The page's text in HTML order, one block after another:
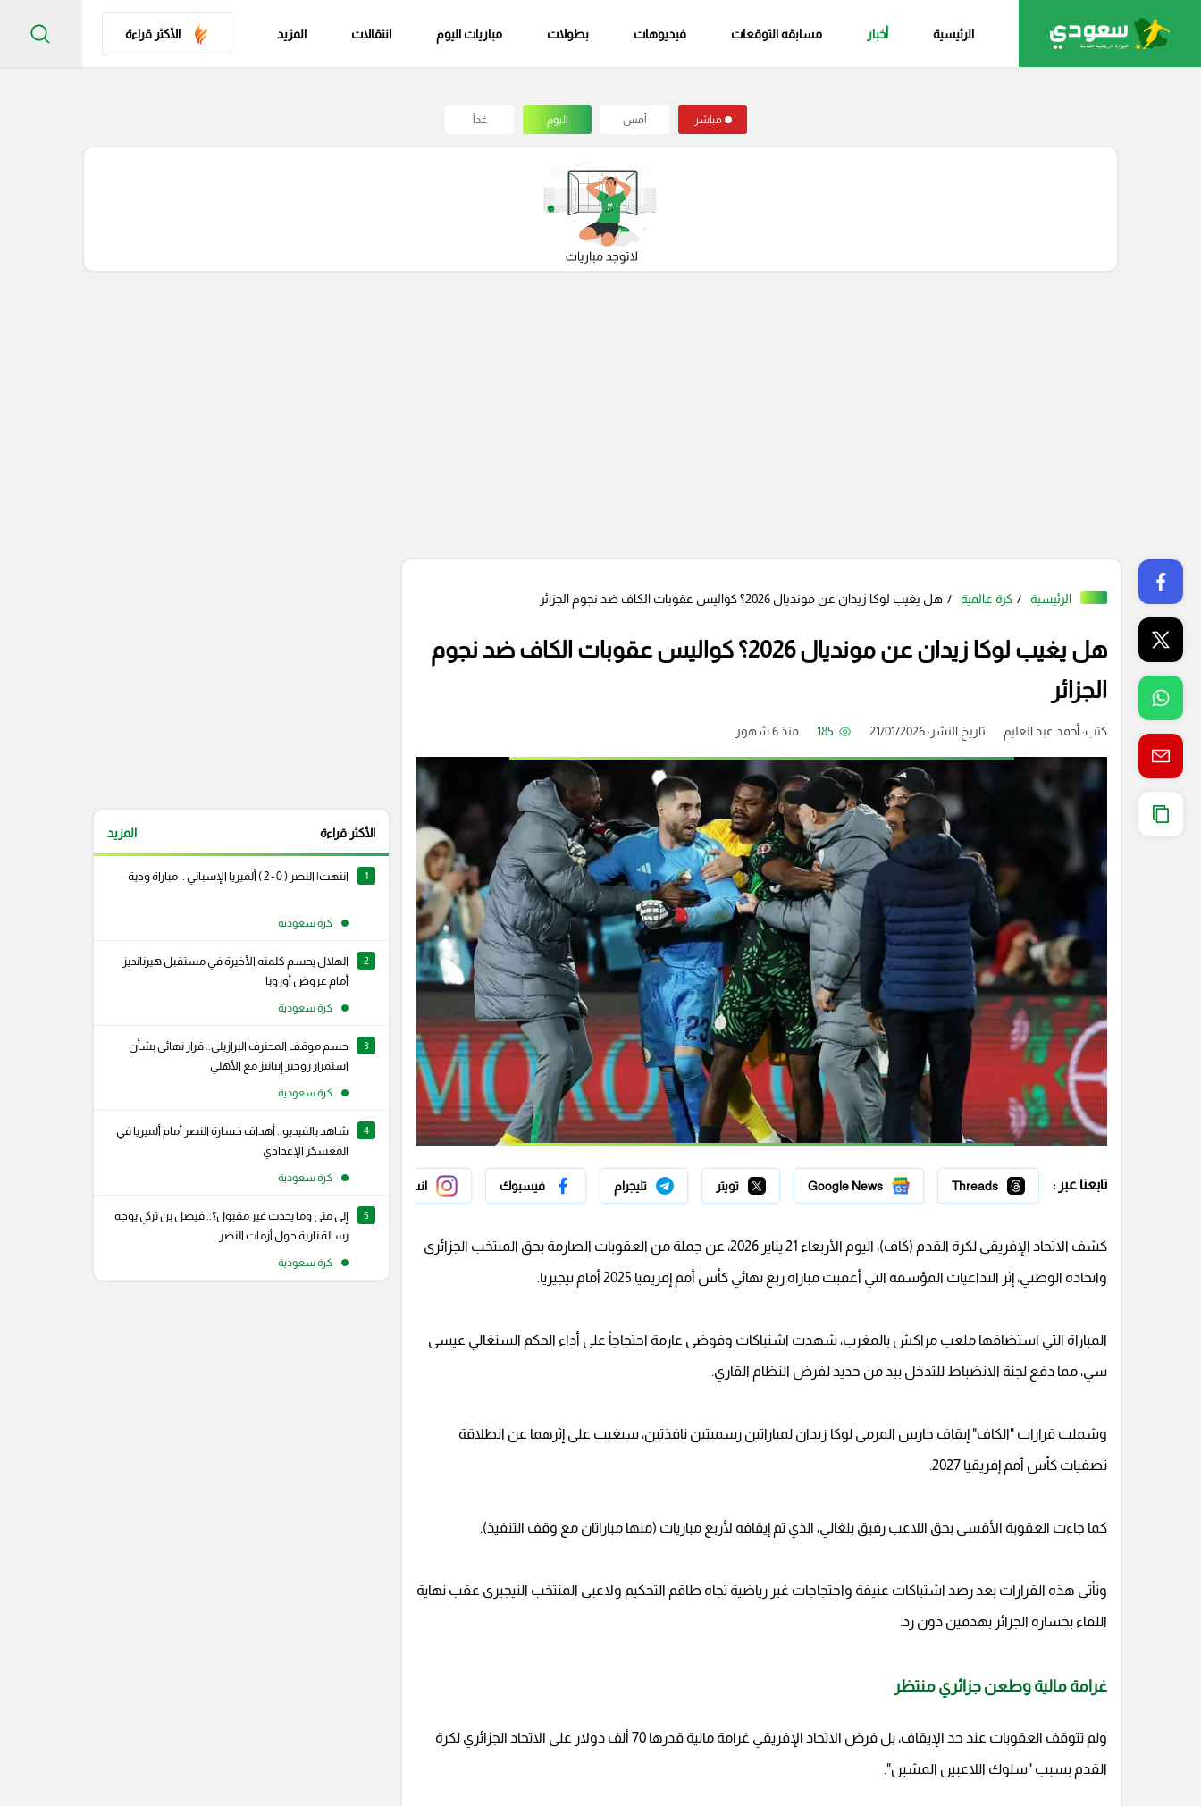
الرئيسية أخبار مسابقه التوقعات فيديوهات بطولات مباريات اليوم انتقالات المزيد الأكثر قراءة
مباشر أمس اليوم غداً
الرئيسية كرة عالمية هل يغيب لوكا زيدان عن مونديال 2026؟ كواليس عقوبات الكاف ضد نجوم الجزائر
هل يغيب لوكا زيدان عن مونديال 2026؟ كواليس عقوبات الكاف ضد نجوم
الجزائر
كتب:أحمد عبد العليم تاريخ النشر: 21/01/2026 185 منذ 6 شهور
تابعنا عبر : Threads
Google News تويتر تليجرام فيسبوك انستجرام سناب شات
كشف الاتحاد الإفريقي لكرة القدم (كاف)، اليوم الأربعاء 21 يناير 2026، عن جملة من العقوبات الصارمة بحق المنتخب الجزائري
واتحاده الوطني، إثر التداعيات المؤسفة التي أعقبت مباراة ربع نهائي كأس أمم إفريقيا 2025 أمام نيجيريا.
المباراة التي استضافها ملعب مراكش بالمغرب، شهدت اشتباكات وفوضى عارمة احتجاجاً على أداء الحكم السنغالي عيسى
سي، مما دفع لجنة الانضباط للتدخل بيد من حديد لفرض النظام القاري.
وشملت قرارات "الكاف" إيقاف حارس المرمى لوكا زيدان لمباراتين رسميتين نافذتين، سيغيب على إثرهما عن انطلاقة
تصفيات كأس أمم إفريقيا 2027.
كما جاءت العقوبة الأقسى بحق اللاعب رفيق بلغالي، الذي تم إيقافه لأربع مباريات (منها مباراتان مع وقف التنفيذ).
وتأتي هذه القرارات بعد رصد اشتباكات عنيفة واحتجاجات غير رياضية تجاه طاقم التحكيم ولاعبي المنتخب النيجيري عقب نهاية
اللقاء بخسارة الجزائر بهدفين دون رد.
غرامة مالية وطعن جزائري منتظر
ولم تتوقف العقوبات عند حد الإيقاف، بل فرض الاتحاد الإفريقي غرامة مالية قدرها 70 ألف دولار على الاتحاد الجزائري لكرة
القدم بسبب "سلوك اللاعبين المشين".
الأكثر قراءة المزيد
1 انتهت| النصر ( 0 - 2 ) ألميريا الإسباني .. مباراة ودية
كرة سعودية
2
الهلال يحسم كلمته الأخيرة في مستقبل هيرنانديز
أمام عروض أوروبا
كرة سعودية
3
حسم موقف المحترف البرازيلي.. قرار نهائي بشأن
استمرار روجير إيبانيز مع الأهلي
كرة سعودية
4
شاهد بالفيديو.. أهداف خسارة النصر أمام ألميريا في
المعسكر الإعدادي
كرة سعودية
5
إلى متى وما يحدث غير مقبول؟.. فيصل بن تركي يوجه
رسالة نارية حول أزمات النصر
كرة سعودية